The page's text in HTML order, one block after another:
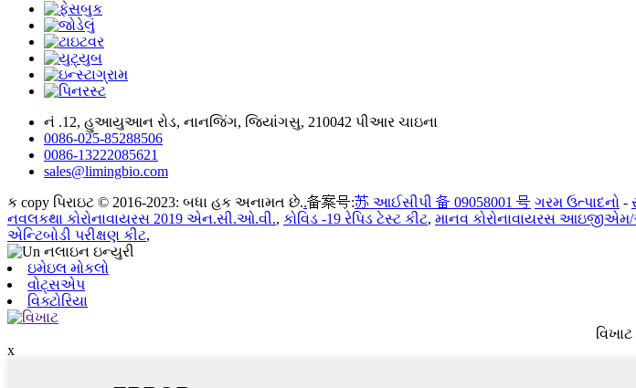
નં .12, હુઆયુઆન રોડ, નાનજિંગ, જિયાંગસુ, 210042 પીઆર ચાઇના
0086-025-85288506
0086-13222085621
sales@limingbio.com
ક copy પિરાઇટ © 2016-2023: બધા હક અનામત છે..备案号:苏 આઈસીપી 备 09058001 号 ગરમ ઉત્પાદનો -
નવલકથા કોરોનાવાયરસ 2019 એન.સી.ઓ.વી., કોવિડ -19 રેપિડ ટેસ્ટ કીટ, માનવ કોરોનાવાયરસ
એન્ટિબોડી પરીક્ષણ કીટ,
ઇમેઇલ મોકલો
વોટ્સએપ
વિક્ટોરિયા
વિખાટ
x